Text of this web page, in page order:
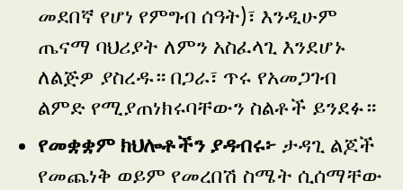
መደበኛ የሆነ የምግብ ሰዓት)፣ እንዲሁም
ጤናማ ባህሪያት ለምን አስፈላጊ እንደሆኑ
ለልጅዎ ያስረዱ። በጋራ፣ ጥሩ የአመጋገብ
ልምድ የሚያጠነክሩባቸውን ስልቶች ይንደፉ።
የመቋቋም ክህሎቶችን ያዳብሩ፦ ታዳጊ ልጆች
የመጨነቅ ወይም የመረበሽ ስሜት ሲሰማቸው